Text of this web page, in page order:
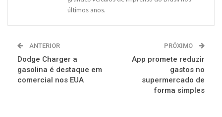
últimos anos.
ANTERIOR
Dodge Charger a
gasolina é destaque em
comercial nos EUA
PRÓXIMO
App promete reduzir
gastos no
supermercado de
forma simples